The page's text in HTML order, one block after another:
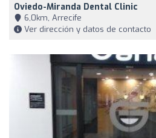
Oviedo-Miranda Dental Clinic
6,0km, Arrecife
Ver dirección y datos de contacto